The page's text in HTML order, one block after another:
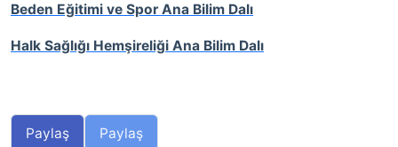
Beden Eğitimi ve Spor Ana Bilim Dalı
Halk Sağlığı Hemşireliği Ana Bilim Dalı
Paylaş Paylaş